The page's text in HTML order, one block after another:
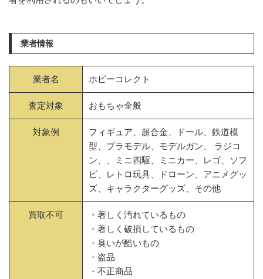
業者情報
業者名 ホビーコレクト
査定対象 おもちゃ全般
対象例
フィギュア、超合金、ドール、鉄道模
型、プラモデル、モデルガン、 ラジコ
ン、、ミニ四駆、ミニカー、レゴ、ソフ
ビ、レトロ玩具、ドローン、アニメグッ
ズ、キャラクターグッズ、その他
買取不可
・著しく汚れているもの
・著しく破損しているもの
・臭いが酷いもの
・盗品
・不正商品